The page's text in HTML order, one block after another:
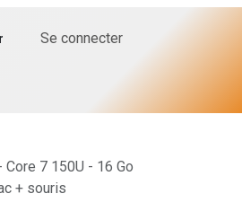
Se connecter
7 150U - 16 Go
+ souris